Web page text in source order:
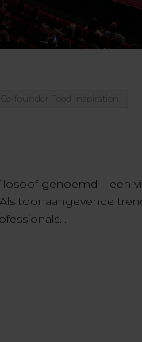
Co-founder Food Inspiration
genoemd – een
toonaangevende